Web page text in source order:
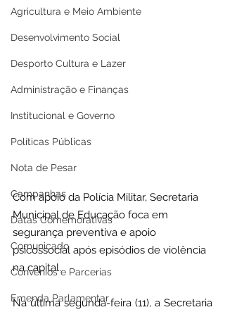
Agricultura e Meio Ambiente
Desenvolvimento Social
Desporto Cultura e Lazer
Administração e Finanças
Institucional e Governo
Políticas Públicas
Nota de Pesar
Campanhas
Datas Comemorativas
Comunicado
Convênios e Parcerias
Emenda Parlamentar
Com apoio da Polícia Militar, Secretaria
Municipal de Educação foca em
segurança preventiva e apoio
psicossocial após episódios de violência
na capital.
Na última segunda-feira (11), a Secretaria